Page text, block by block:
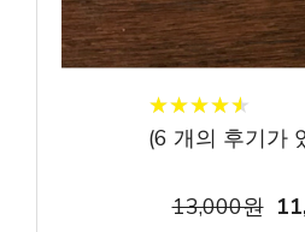
★★★★★
★★★★★
(6 개의 후기가
13,000원